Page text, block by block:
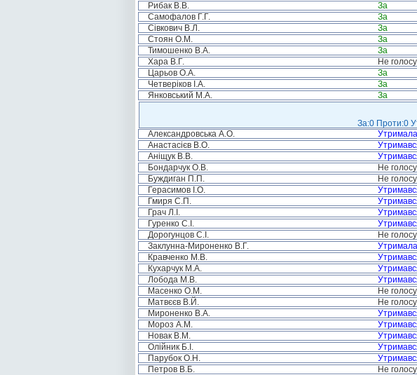
Рибак В.В.
За
Самофалов Г.Г.
За
Сівкович В.Л.
За
Стоян О.М.
За
Тимошенко В.А.
За
Хара В.Г.
Не
Царьов О.А.
За
Четверіков І.А.
За
Янковський М.А.
За
За:0 Проти:0
Александровська А.О.
Анастасієв В.О.
Аніщук В.В.
Бондарчук О.В.
Не
Буждиган П.П.
Не
Герасимов І.О.
Гмиря С.П.
Грач Л.І.
Гуренко С.І.
Дорогунцов С.І.
Не
Заклунна-Мироненко В.Г.
Кравченко М.В.
Кухарчук М.А.
Лобода М.В.
Масенко О.М.
Не
Матвєєв В.Й.
Не
Мироненко В.А.
Мороз А.М.
Новак В.М.
Олійник Б.І.
Парубок О.Н.
Петров В.Б.
Не